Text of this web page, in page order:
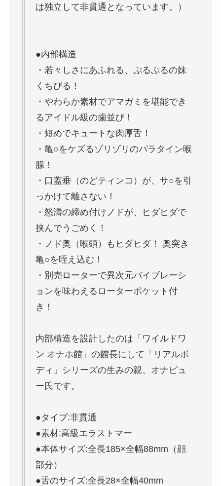
は独立して非貫通となっています。）
●内部構造
・若々しさにあふれる、ぷるぷるの妹
くちびる！
・やわらか素材でアマガミを堪能でき
るアイドル級の歯並び！
・短めでキュートな肉厚舌！
・亀○をケズるゾリゾリのパラタイン喉
腺！
・口蓋垂（のどティンコ）が、サ○を引
っかけて離さない！
・怒濤の締め付けノドが、ヒダヒダで
挟んでうごめく！
・ノド奥（喉頭）もヒダヒダ！ 奥突き
亀○を咥え込む！
・別売ローターで異次元バイブレーシ
ョンを味わえるローターポケット付
き！
内部構造を設計したのは「ワイルドワ
ン オナホ館」の館長にして「リアルボ
ディ」シリーズの生みの親、オナピュ
ー氏です。
●タイプ:非貫通
●素材:高級エラストマー
●本体サイズ:全長185×全幅88mm（顔
部分）
●舌のサイズ:全長28×全幅40mm